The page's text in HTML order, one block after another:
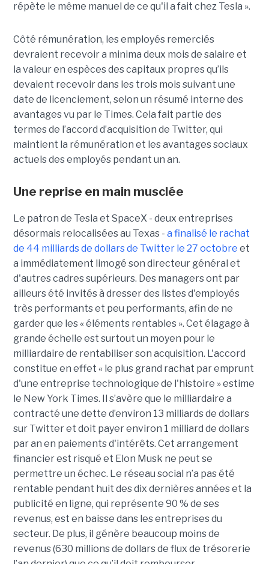
répète le même manuel de ce qu'il a fait chez Tesla ».
Côté rémunération, les employés remerciés
devraient recevoir a minima deux mois de salaire et
la valeur en espèces des capitaux propres qu’ils
devaient recevoir dans les trois mois suivant une
date de licenciement, selon un résumé interne des
avantages vu par le Times. Cela fait partie des
termes de l’accord d’acquisition de Twitter, qui
maintient la rémunération et les avantages sociaux
actuels des employés pendant un an.
Une reprise en main musclée
Le patron de Tesla et SpaceX - deux entreprises
désormais relocalisées au Texas - a finalisé le rachat
de 44 milliards de dollars de Twitter le 27 octobre et
a immédiatement limogé son directeur général et
d'autres cadres supérieurs. Des managers ont par
ailleurs été invités à dresser des listes d'employés
très performants et peu performants, afin de ne
garder que les « éléments rentables ». Cet élagage à
grande échelle est surtout un moyen pour le
milliardaire de rentabiliser son acquisition. L'accord
constitue en effet « le plus grand rachat par emprunt
d'une entreprise technologique de l'histoire » estime
le New York Times. Il s’avère que le milliardaire a
contracté une dette d’environ 13 milliards de dollars
sur Twitter et doit payer environ 1 milliard de dollars
par an en paiements d'intérêts. Cet arrangement
financier est risqué et Elon Musk ne peut se
permettre un échec. Le réseau social n’a pas été
rentable pendant huit des dix dernières années et la
publicité en ligne, qui représente 90 % de ses
revenus, est en baisse dans les entreprises du
secteur. De plus, il génère beaucoup moins de
revenus (630 millions de dollars de flux de trésorerie